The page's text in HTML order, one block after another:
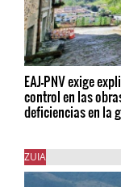
EAJ-PNV exige
control en las
deficiencias en la
ZUIA